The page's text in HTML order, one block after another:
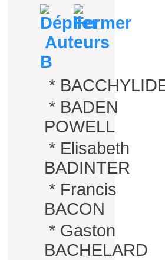
Auteurs
B
*
* BADEN
POWELL
* Elisabeth
BADINTER
* Francis
BACON
* Gaston
BACHELARD